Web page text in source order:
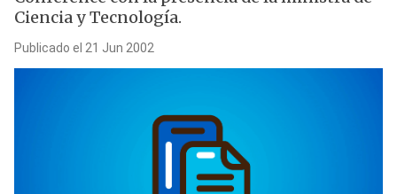
Ciencia y Tecnología.
Publicado el 21 Jun 2002